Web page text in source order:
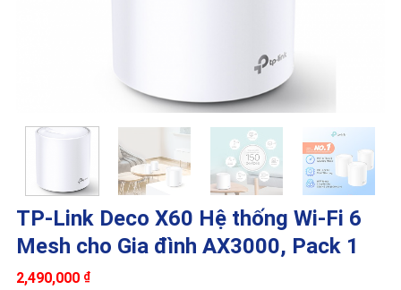
TP-Link Deco X60 Hệ thống Wi-Fi 6
Mesh cho Gia đình AX3000, Pack 1
2,490,000 ₫